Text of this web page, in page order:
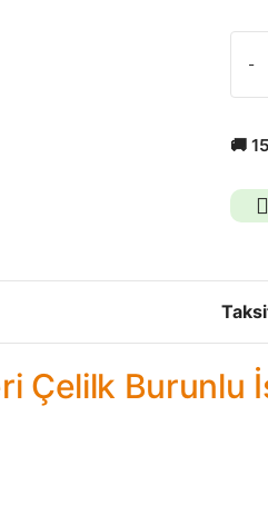
🚚
Burunlu